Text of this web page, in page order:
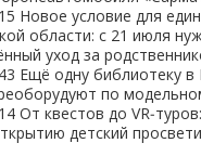
Новое условие для
области: с 21 июля
уход за
Ещё одну библиотеку в
по
От квестов до
детский